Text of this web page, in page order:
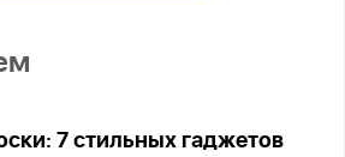
7 стильных гаджетов